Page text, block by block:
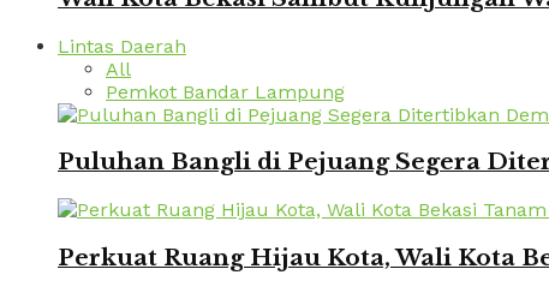
Lintas Daerah
All
Pemkot Bandar Lampung
Puluhan Bangli di Pejuang Segera
Perkuat Ruang Hijau Kota, Wali Kota